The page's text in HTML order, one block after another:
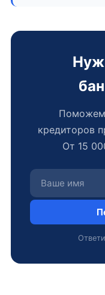
Поможем
кредиторов
От 15